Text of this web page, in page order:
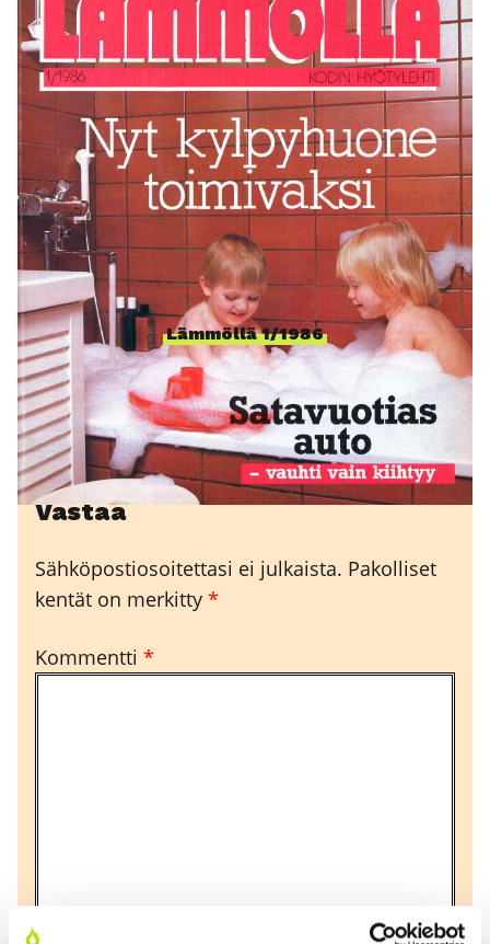
Lue lisää 40 vuo­den takai­ses­ta Läm­möl­lä-leh­
des­tä!
Läm­möl­lä 1/1986
0 KOMMENTTIA
Vastaa
Sähköpostiosoitettasi ei julkaista. Pakolliset
kentät on merkitty *
Kommentti *